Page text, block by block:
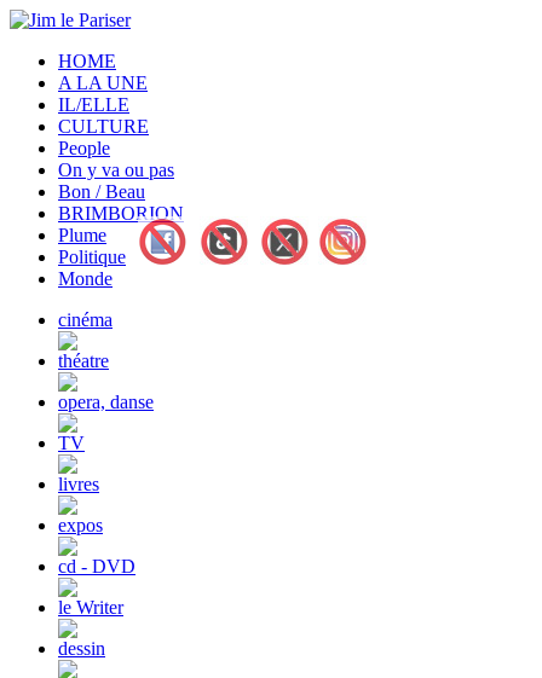
HOME
A LA UNE
IL/ELLE
CULTURE
People
On y va ou pas
Bon / Beau
BRIMBORION
Plume
Politique
Monde
cinéma
théatre
opera, danse
TV
livres
expos
cd - DVD
le Writer
dessin